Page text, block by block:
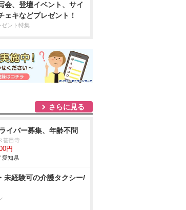
会、登壇イベント、サイ
ェキなどプレゼント！
ゼント特集
さらに見る
イバー募集、年齢不問
甚目寺
円
愛知県
未経験可の介護タクシー/